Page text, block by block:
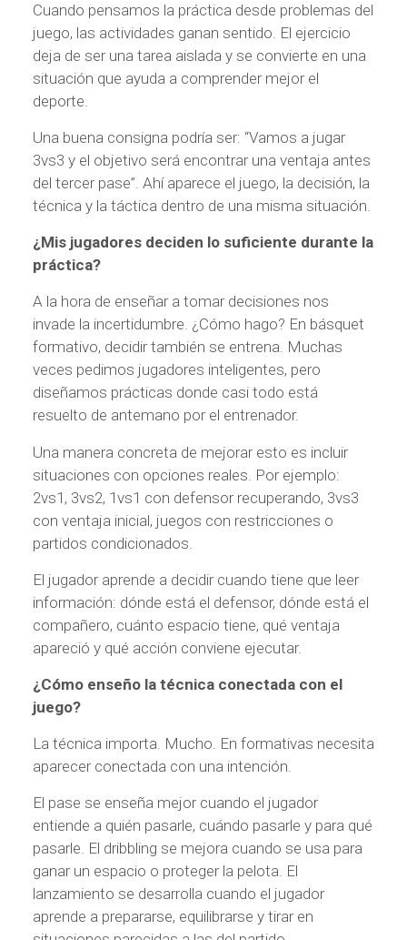
Cuando pensamos la práctica desde problemas del
juego, las actividades ganan sentido. El ejercicio
deja de ser una tarea aislada y se convierte en una
situación que ayuda a comprender mejor el
deporte.
Una buena consigna podría ser: “Vamos a jugar
3vs3 y el objetivo será encontrar una ventaja antes
del tercer pase”. Ahí aparece el juego, la decisión, la
técnica y la táctica dentro de una misma situación.
¿Mis jugadores deciden lo suficiente durante la
práctica?
A la hora de enseñar a tomar decisiones nos
invade la incertidumbre. ¿Cómo hago? En básquet
formativo, decidir también se entrena. Muchas
veces pedimos jugadores inteligentes, pero
diseñamos prácticas donde casi todo está
resuelto de antemano por el entrenador.
Una manera concreta de mejorar esto es incluir
situaciones con opciones reales. Por ejemplo:
2vs1, 3vs2, 1vs1 con defensor recuperando, 3vs3
con ventaja inicial, juegos con restricciones o
partidos condicionados.
El jugador aprende a decidir cuando tiene que leer
información: dónde está el defensor, dónde está el
compañero, cuánto espacio tiene, qué ventaja
apareció y qué acción conviene ejecutar.
¿Cómo enseño la técnica conectada con el
juego?
La técnica importa. Mucho. En formativas necesita
aparecer conectada con una intención.
El pase se enseña mejor cuando el jugador
entiende a quién pasarle, cuándo pasarle y para qué
pasarle. El dribbling se mejora cuando se usa para
ganar un espacio o proteger la pelota. El
lanzamiento se desarrolla cuando el jugador
aprende a prepararse, equilibrarse y tirar en